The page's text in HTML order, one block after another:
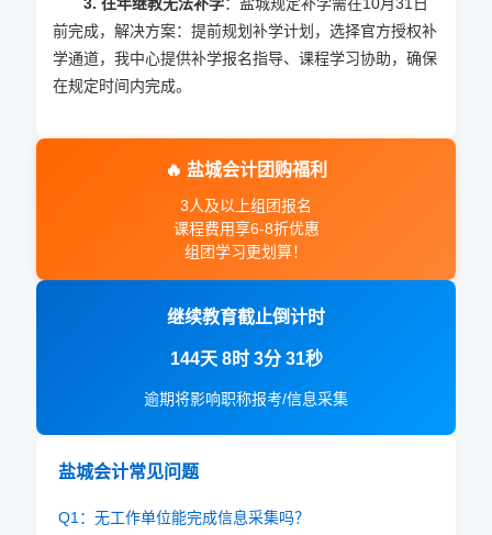
前完成，解决方案：提前规划补学计划，选择官方授权补
学通道，我中心提供补学报名指导、课程学习协助，确保
在规定时间内完成。
🔥 盐城会计团购福利
3人及以上组团报名
课程费用享6-8折优惠
组团学习更划算！
继续教育截止倒计时
144天 8时 3分 30秒
逾期将影响职称报考/信息采集
盐城会计常见问题
Q1：无工作单位能完成信息采集吗？